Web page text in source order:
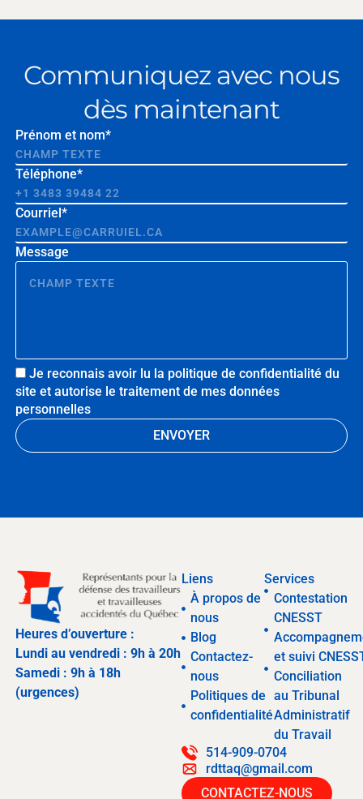
Communiquez avec nous
dès maintenant
Prénom et nom*
Téléphone*
Courriel*
Message
Je reconnais avoir lu la politique de confidentialité du
site et autorise le traitement de mes données
personnelles
Heures d’ouverture :
Lundi au vendredi : 9h à 20h
Samedi : 9h à 18h
(urgences)
Liens
À propos de
nous
Blog
Contactez-
nous
Politiques de
confidentialité
Services
Contestation
CNESST
et suivi
Conciliation
au Tribunal
Administratif
du Travail
514-909-0704
rdttaq@gmail.com
CONTACTEZ-NOUS